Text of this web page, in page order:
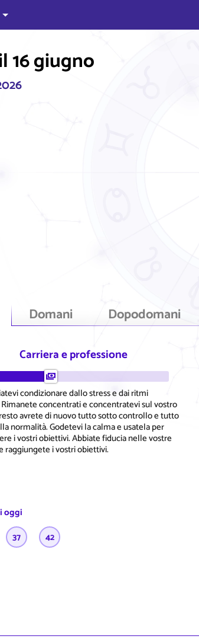
16 giugno
Domani Dopodomani
Carriera e professione
condizionare dallo stress e dai ritmi
concentrati e concentratevi sul vostro
avrete di nuovo tutto sotto controllo e tutto
normalità. Godetevi la calma e usatela per
i vostri obiettivi. Abbiate fiducia nelle vostre
raggiungete i vostri obiettivi.
oggi
37 42